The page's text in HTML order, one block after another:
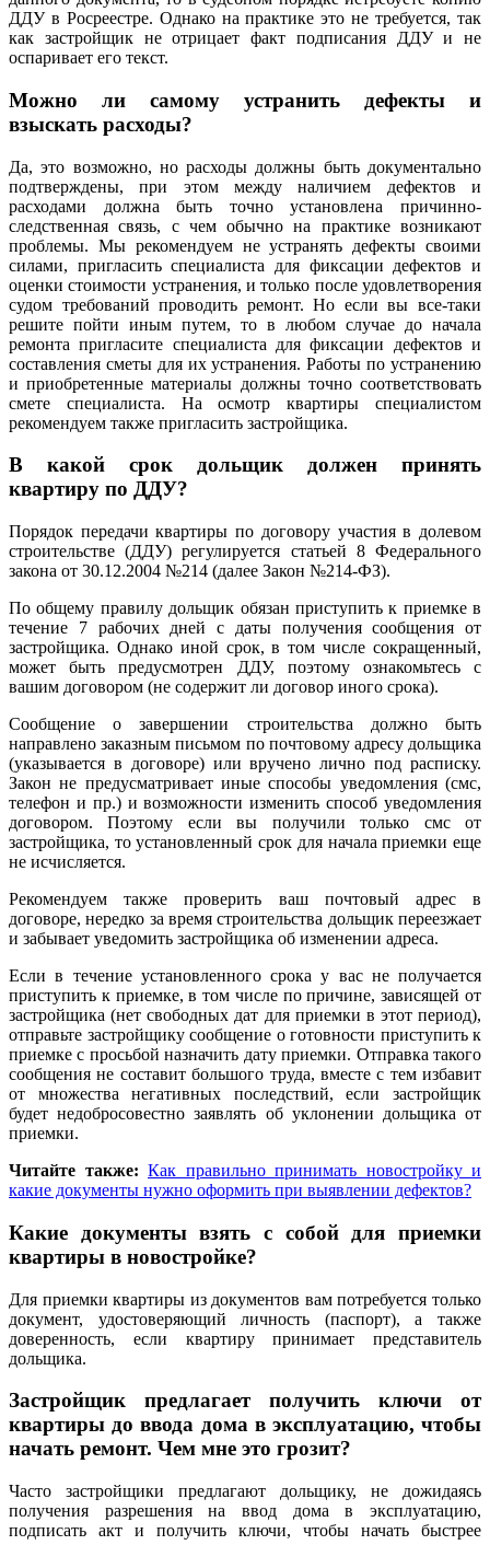
ДДУ в Росреестре. Однако на практике это не требуется, так
как застройщик не отрицает факт подписания ДДУ и не
оспаривает его текст.
Можно ли самому устранить дефекты и
взыскать расходы?
Да, это возможно, но расходы должны быть документально
подтверждены, при этом между наличием дефектов и
расходами должна быть точно установлена причинно-
следственная связь, с чем обычно на практике возникают
проблемы. Мы рекомендуем не устранять дефекты своими
силами, пригласить специалиста для фиксации дефектов и
оценки стоимости устранения, и только после удовлетворения
судом требований проводить ремонт. Но если вы все-таки
решите пойти иным путем, то в любом случае до начала
ремонта пригласите специалиста для фиксации дефектов и
составления сметы для их устранения. Работы по устранению
и приобретенные материалы должны точно соответствовать
смете специалиста. На осмотр квартиры специалистом
рекомендуем также пригласить застройщика.
В какой срок дольщик должен принять
квартиру по ДДУ?
Порядок передачи квартиры по договору участия в долевом
строительстве (ДДУ) регулируется статьей 8 Федерального
закона от 30.12.2004 №214 (далее Закон №214-ФЗ).
По общему правилу дольщик обязан приступить к приемке в
течение 7 рабочих дней с даты получения сообщения от
застройщика. Однако иной срок, в том числе сокращенный,
может быть предусмотрен ДДУ, поэтому ознакомьтесь с
вашим договором (не содержит ли договор иного срока).
Сообщение о завершении строительства должно быть
направлено заказным письмом по почтовому адресу дольщика
(указывается в договоре) или вручено лично под расписку.
Закон не предусматривает иные способы уведомления (смс,
телефон и пр.) и возможности изменить способ уведомления
договором. Поэтому если вы получили только смс от
застройщика, то установленный срок для начала приемки еще
не исчисляется.
Рекомендуем также проверить ваш почтовый адрес в
договоре, нередко за время строительства дольщик переезжает
и забывает уведомить застройщика об изменении адреса.
Если в течение установленного срока у вас не получается
приступить к приемке, в том числе по причине, зависящей от
застройщика (нет свободных дат для приемки в этот период),
отправьте застройщику сообщение о готовности приступить к
приемке с просьбой назначить дату приемки. Отправка такого
сообщения не составит большого труда, вместе с тем избавит
от множества негативных последствий, если застройщик
будет недобросовестно заявлять об уклонении дольщика от
приемки.
Читайте также: Как правильно принимать новостройку и
какие документы нужно оформить при выявлении дефектов?
Какие документы взять с собой для приемки
квартиры в новостройке?
Для приемки квартиры из документов вам потребуется только
документ, удостоверяющий личность (паспорт), а также
доверенность, если квартиру принимает представитель
дольщика.
Застройщик предлагает получить ключи от
квартиры до ввода дома в эксплуатацию, чтобы
начать ремонт. Чем мне это грозит?
Часто застройщики предлагают дольщику, не дожидаясь
получения разрешения на ввод дома в эксплуатацию,
подписать акт и получить ключи, чтобы начать быстрее